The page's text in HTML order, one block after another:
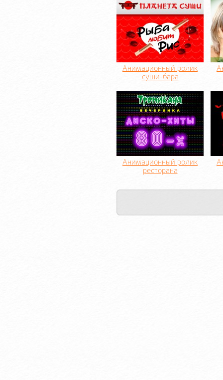
Анимационный ролик
суши-бара
Анимационный ролик
ресторана